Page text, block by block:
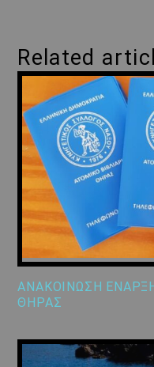
Related
ΑΝΑΚΟΙΝΩΣΗ
ΘΗΡΑΣ